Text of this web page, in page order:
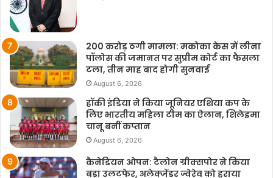
200 करोड़ ठगी मामला: मकोका केस में लीना
पॉलोस की जमानत पर सुप्रीम कोर्ट का फैसला
टला, तीन माह बाद होगी सुनवाई
August 6, 2026
हॉकी इंडिया ने किया जूनियर एशिया कप के
लिए भारतीय महिला टीम का ऐलान, शिलेइमा
चानू बनीं कप्तान
August 6, 2026
कैनेडियन ओपन: टैलोन ग्रीक्सपोर ने किया
बड़ा उलटफेर, अलेक्जेंडर ज्वेरेव को हराया